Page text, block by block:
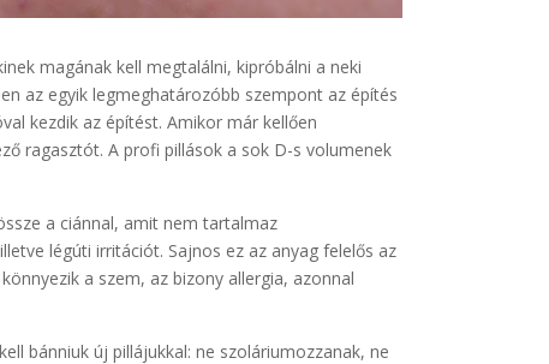
magának kell megtalálni, kipróbálni a neki
az egyik legmeghatározóbb szempont az építés
kezdik az építést. Amikor már kellően
ragasztót. A profi pillások a sok D-s volumenek
a ciánnal, amit nem tartalmaz
légúti irritációt. Sajnos ez az anyag felelős az
a szem, az bizony allergia, azonnal
bánniuk új pillájukkal: ne szoláriumozzanak, ne